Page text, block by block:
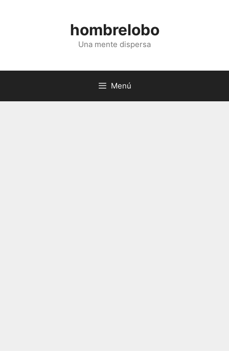
hombrelobo
Una mente dispersa
Menú